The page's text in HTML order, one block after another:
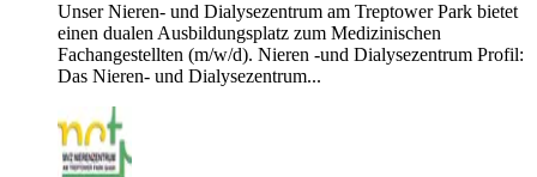
Unser Nieren- und Dialysezentrum am Treptower Park bietet
einen dualen Ausbildungsplatz zum Medizinischen
Fachangestellten (m/w/d). Nieren -und Dialysezentrum Profil:
Das Nieren- und Dialysezentrum...